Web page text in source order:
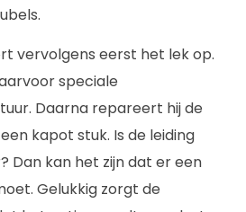
vervolgens eerst het lek op.
speciale
Daarna repareert hij de
kapot stuk. Is de leiding
Dan kan het zijn dat er een
Gelukkig zorgt de